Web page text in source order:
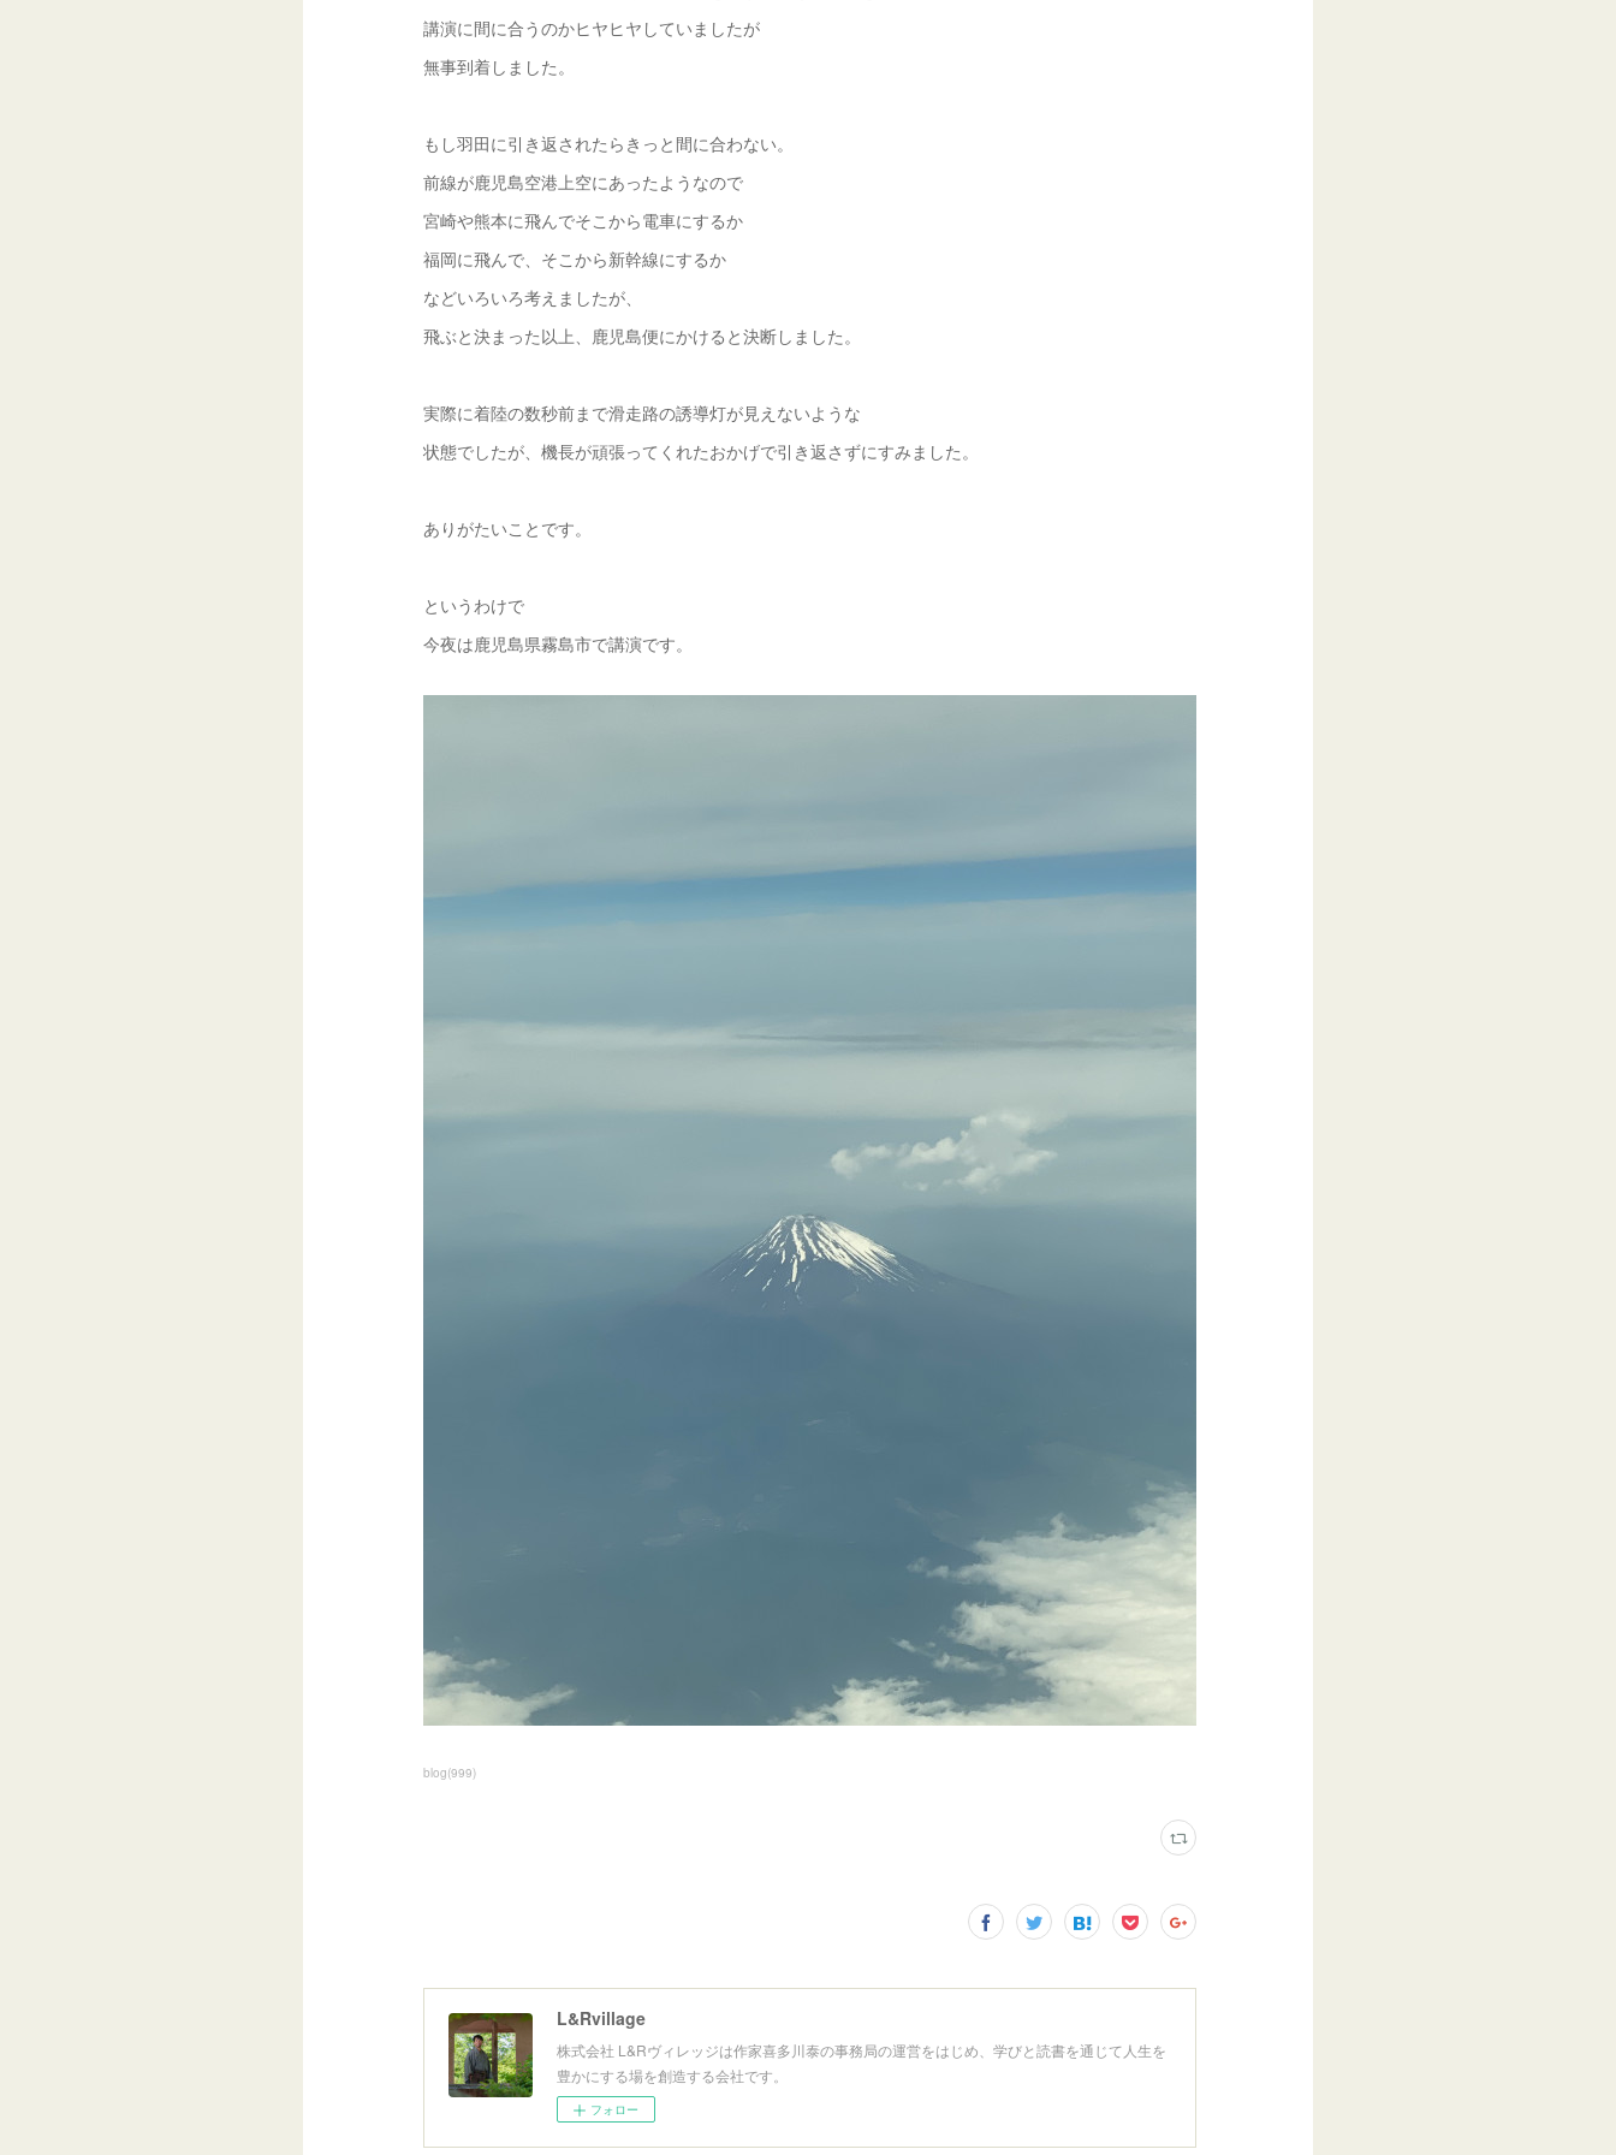
講演に間に合うのかヒヤヒヤしていましたが
無事到着しました。
もし羽田に引き返されたらきっと間に合わない。
前線が鹿児島空港上空にあったようなので
宮崎や熊本に飛んでそこから電車にするか
福岡に飛んで、そこから新幹線にするか
などいろいろ考えましたが、
飛ぶと決まった以上、鹿児島便にかけると決断しました。
実際に着陸の数秒前まで滑走路の誘導灯が見えないような
状態でしたが、機長が頑張ってくれたおかげで引き返さずにすみました。
ありがたいことです。
というわけで
今夜は鹿児島県霧島市で講演です。
blog(999)
L&Rvillage
株式会社 L&Rヴィレッジは作家喜多川泰の事務局の運営をはじめ、学びと読書を通じて人生を
豊かにする場を創造する会社です。
フォロー